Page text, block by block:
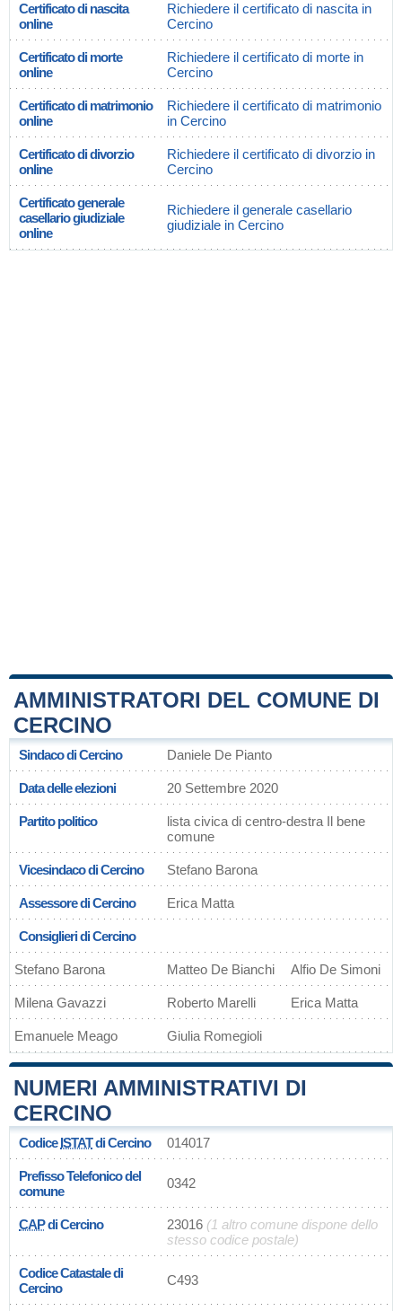
Certificato di nascita
online
Richiedere il certificato di nascita in
Cercino
Certificato di morte
online
Richiedere il certificato di morte in
Cercino
Certificato di matrimonio
online
Richiedere il certificato di matrimonio
in Cercino
Certificato di divorzio
online
Richiedere il certificato di divorzio in
Cercino
Certificato generale
casellario giudiziale
online
Richiedere il generale casellario
giudiziale in Cercino
AMMINISTRATORI DEL COMUNE DI
CERCINO
Sindaco di Cercino Daniele De Pianto
Data delle elezioni 20 Settembre 2020
Partito politico
lista civica di centro-destra Il bene
comune
Vicesindaco di Cercino Stefano Barona
Assessore di Cercino Erica Matta
Consiglieri di Cercino
Stefano Barona Matteo De Bianchi Alfio De Simoni
Milena Gavazzi Roberto Marelli Erica Matta
Emanuele Meago Giulia Romegioli
NUMERI AMMINISTRATIVI DI
CERCINO
CodiceISTATdi Cercino 014017
Prefisso Telefonico del
comune
0342
CAPdi Cercino 23016 (1 altro comune dispone dello
stesso codice postale)
Codice Catastale di
Cercino
C493